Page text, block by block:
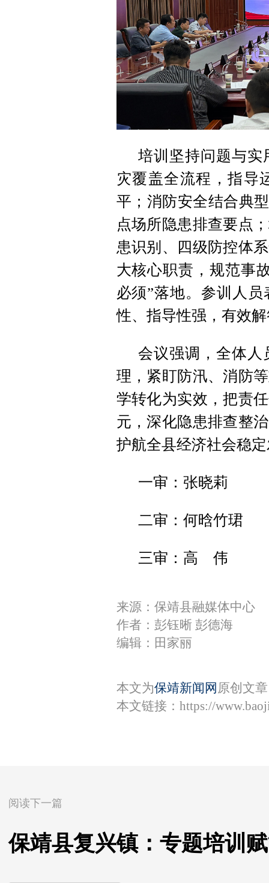
培训坚持问题与实
灾覆盖全流程，指导
平；消防安全结合典
点场所隐患排查要点
患识别、四级防控体
大核心职责，规范事
必须”落地。参训人
性、指导性强，有效
会议强调，全体人
理，紧盯防汛、消防
学转化为实效，把责
元，深化隐患排查整
护航全县经济社会稳
一审：张晓莉
二审：何晗竹珺
三审：高 伟
来源：保靖县融媒体中心
作者：彭钰晰 彭德海
编辑：田家丽
本文为保靖新闻网 原创文
本文链接： https://
阅读下一篇
保靖县复兴镇：专题培训